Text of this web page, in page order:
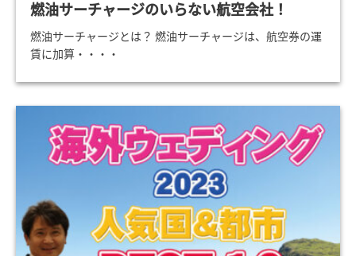
燃油サーチャージのいらない航空会社！
燃油サーチャージとは？ 燃油サーチャージは、航空券の運
賃に加算・・・・